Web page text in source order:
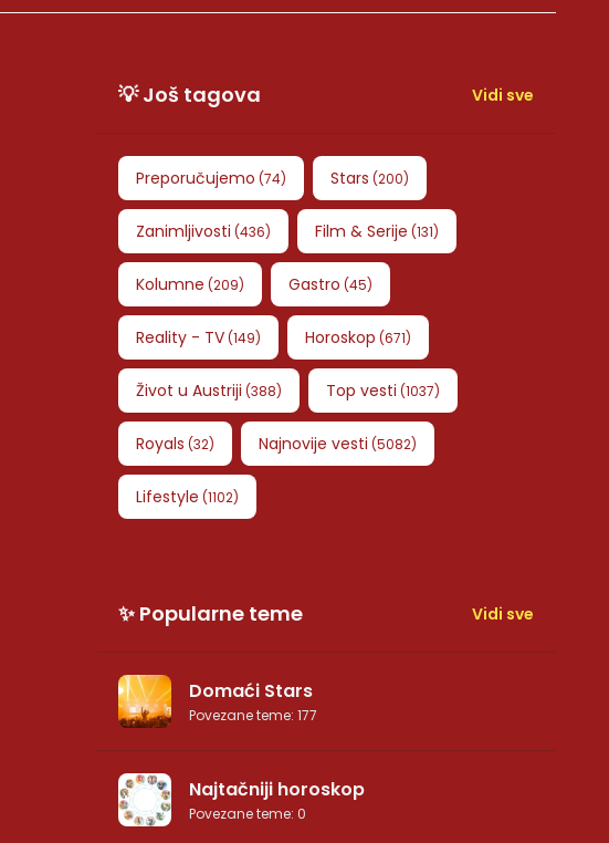
💡 Još tagova Vidi sve
Preporučujemo (74) Stars (200)
Zanimljivosti (436) Film & Serije (131)
Kolumne (209) Gastro (45)
Reality - TV(149) Horoskop (671)
Život u Austriji (388) Top vesti (1037)
Royals (32) Najnovije vesti (5082)
Lifestyle (1102)
✨ Popularne teme Vidi sve
Domaći Stars
Povezane teme: 177
Najtačniji horoskop
Povezane teme: 0